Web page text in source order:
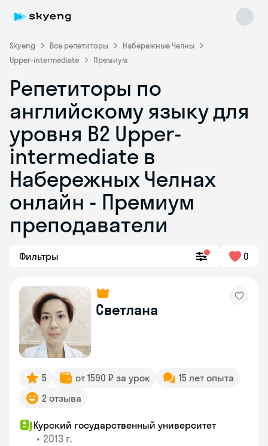
Skyeng Все репетиторы
Набережные Челны
Upper-intermediate
Премиум
Репетиторы по
английскому языку для
уровня B2 Upper-
intermediate в
Набережных Челнах
онлайн - Премиум
преподаватели
Фильтры 0
Светлана
5 от 1590 ₽ за урок
15 лет опыта
2 отзыва
Курский государственный университет
• 2013 г.
Skyeng Chat